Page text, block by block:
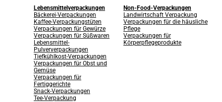
Lebensmittelverpackungen
Bäckerei-Verpackungen
Kaffee-Verpackungstüten
Verpackungen für Gewürze
Verpackungen für Süßwaren
Lebensmittel-
Pulververpackungen
Tiefkühlkost-Verpackungen
Verpackungen für Obst und
Gemüse
Verpackungen für
Fertiggerichte
Snack-Verpackungen
Tee-Verpackung
Non-Food-Verpackungen
Landwirtschaft Verpackung
Verpackungen für die häusliche
Pflege
Verpackungen für
Körperpflegeprodukte